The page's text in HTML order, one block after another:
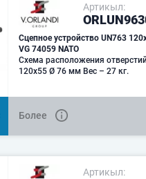
Артикыл:
Сцепное устройство UN763 120x55
VG 74059 NATO
Схема расположения
120x55 Ø 76 мм Вес – 27 кг.
Более
Артикыл: